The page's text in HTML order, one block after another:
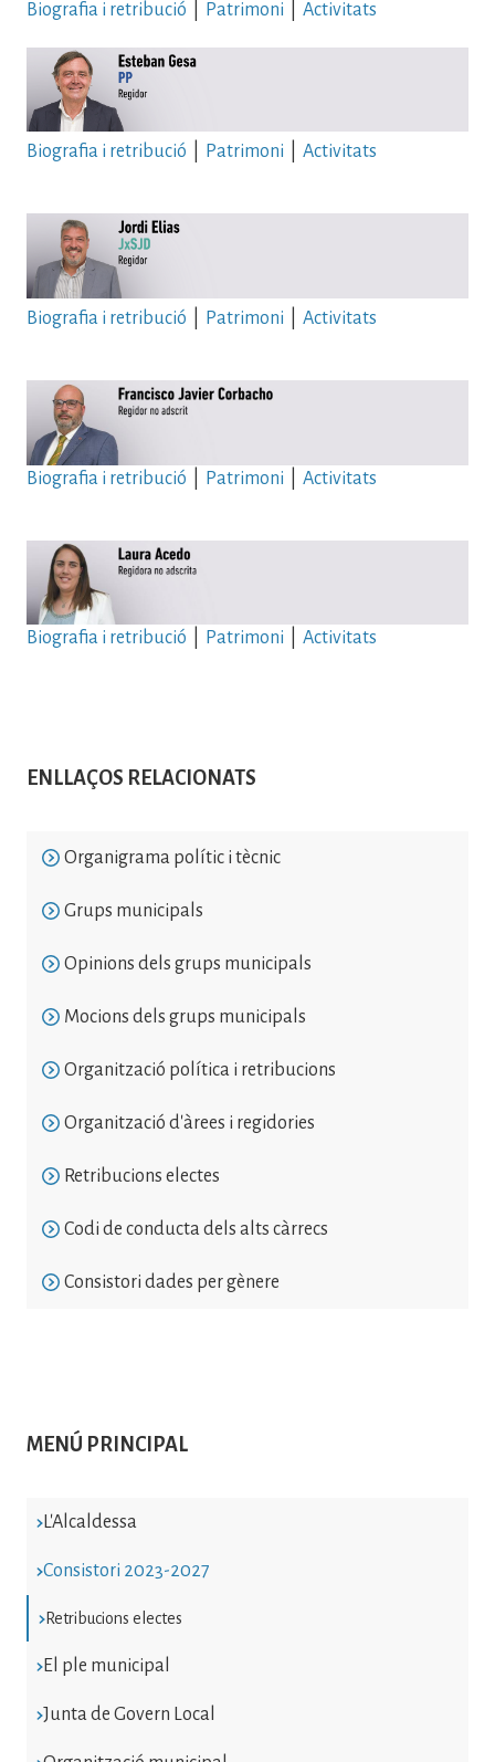
MENÚ PRINCIPAL
L'Alcaldessa
Consistori 2023-2027
Retribucions electes
El ple municipal
Junta de Govern Local
Biografia i retribució Patrimoni Activitats
Biografia i retribució Patrimoni Activitats
Biografia i retribució Patrimoni Activitats
Imatge
Biografia i retribució Patrimoni Activitats
Imatge
Biografia i retribució Patrimoni Activitats
ENLLAÇOS RELACIONATS
Organigrama polític i tècnic
Grups municipals
Opinions dels grups municipals
Mocions dels grups municipals
Organització política i retribucions
Organització d'àrees i regidories
Retribucions electes
Codi de conducta dels alts càrrecs
Consistori dades per gènere